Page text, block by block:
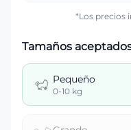
*Los precios
Tamaños
Pequeño
0-10 kg